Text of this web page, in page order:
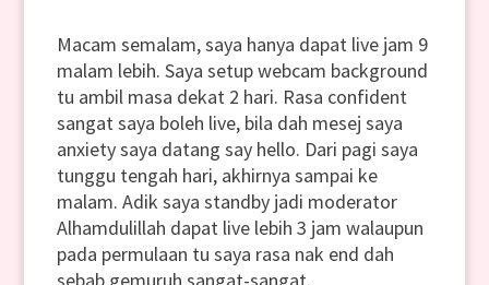
Macam semalam, saya hanya dapat live jam 9
malam lebih. Saya setup webcam background
tu ambil masa dekat 2 hari. Rasa confident
sangat saya boleh live, bila dah mesej saya
anxiety saya datang say hello. Dari pagi saya
tunggu tengah hari, akhirnya sampai ke
malam. Adik saya standby jadi moderator
Alhamdulillah dapat live lebih 3 jam walaupun
pada permulaan tu saya rasa nak end dah